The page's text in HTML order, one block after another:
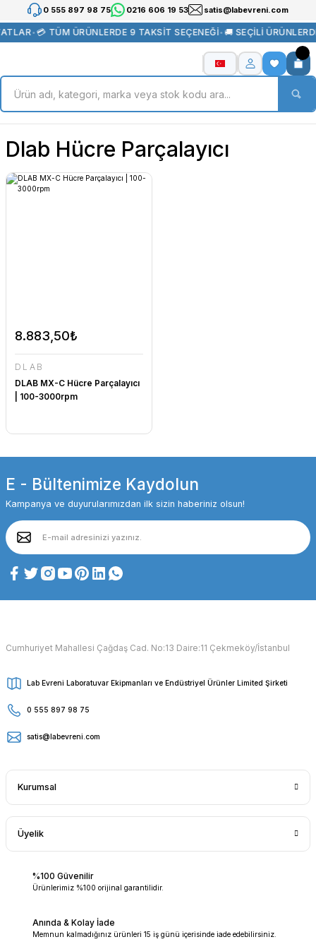
0 555 897 98 75 0216 606 19 53 satis@labevreni.com
•💳 TÜM ÜRÜNLERDE 9 TAKSİT SEÇENEĞİ•🚚 SEÇİLİ
Dlab Hücre Parçalayıcı
8.883,50₺
DLAB
DLAB MX-C Hücre Parçalayıcı
| 100-3000rpm
E - Bültenimize Kaydolun
Kampanya ve duyurularımızdan ilk sizin haberiniz olsun!
Cumhuriyet Mahallesi Çağdaş Cad. No:13 Daire:11 Çekmeköy/İstanbul
Lab Evreni Laboratuvar Ekipmanları ve Endüstriyel Ürünler Limited Şirketi
0 555 897 98 75
satis@labevreni.com
Kurumsal
Üyelik
%100 Güvenilir
Ürünlerimiz %100 orijinal garantilidir.
Anında & Kolay İade
Memnun kalmadığınız ürünleri 15 iş günü içerisinde iade edebilirsiniz.